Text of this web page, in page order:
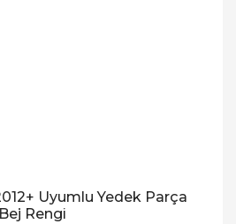
Uyumlu Yedek Parça
Rengi